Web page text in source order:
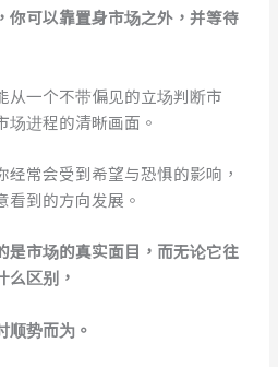
你可以靠置身市场之外，并等待
一个不带偏见的立场判断市
进程的清晰画面。
常会受到希望与恐惧的影响，
看到的方向发展。
是市场的真实面目，而无论它往
么区别，
顺势而为。